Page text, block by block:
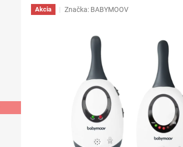
Akcia Značka: BABYMOOV